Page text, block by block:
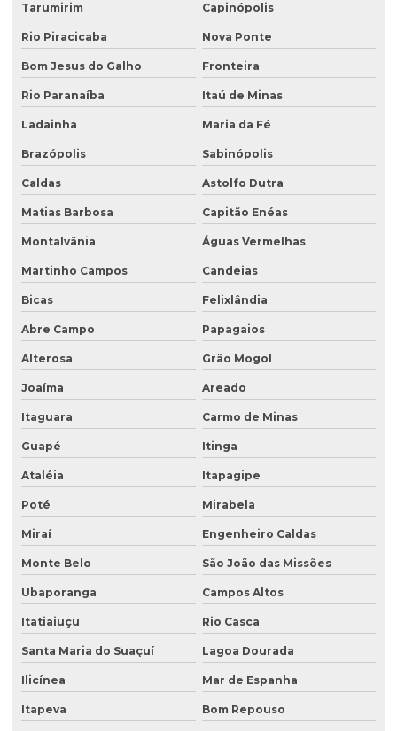
Serviço de retirada de tanque subterrâneo
Serviço de sondagem
Sondagem ambiental
Sondagem geofísica
Sondagem geofísica poço artesiano
Sondagem geológica
Sondagem geotécnica
Sondagem de solo para construção
Sondagem de solo para construção civil
Sondagem de solos e rochas
Sondagem de subsolo
Sondagem de terreno para construção
Tampa para poço de monitoramento
Tarumirim Capinópolis
Rio Piracicaba Nova Ponte
Bom Jesus do Galho Fronteira
Rio Paranaíba Itaú de Minas
Ladainha Maria da Fé
Brazópolis Sabinópolis
Caldas Astolfo Dutra
Matias Barbosa Capitão Enéas
Montalvânia Águas Vermelhas
Martinho Campos Candeias
Bicas Felixlândia
Abre Campo Papagaios
Alterosa Grão Mogol
Joaíma Areado
Itaguara Carmo de Minas
Guapé Itinga
Ataléia Itapagipe
Poté Mirabela
Miraí Engenheiro Caldas
Monte Belo São João das Missões
Ubaporanga Campos Altos
Itatiaiuçu Rio Casca
Santa Maria do Suaçuí Lagoa Dourada
Ilicínea Mar de Espanha
Itapeva Bom Repouso